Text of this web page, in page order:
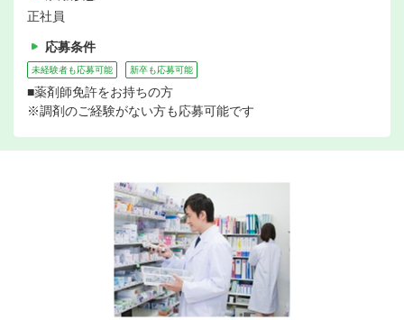
正社員
応募条件
未経験者も応募可能 新卒も応募可能
■薬剤師免許をお持ちの方
※調剤のご経験がない方も応募可能です